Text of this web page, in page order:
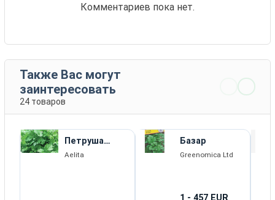
Комментариев пока нет.
Также Вас могут
заинтересовать
24 товаров
Петруша
Огородник
Aelita
Базар
Greenomica Ltd
1 - 457 EUR